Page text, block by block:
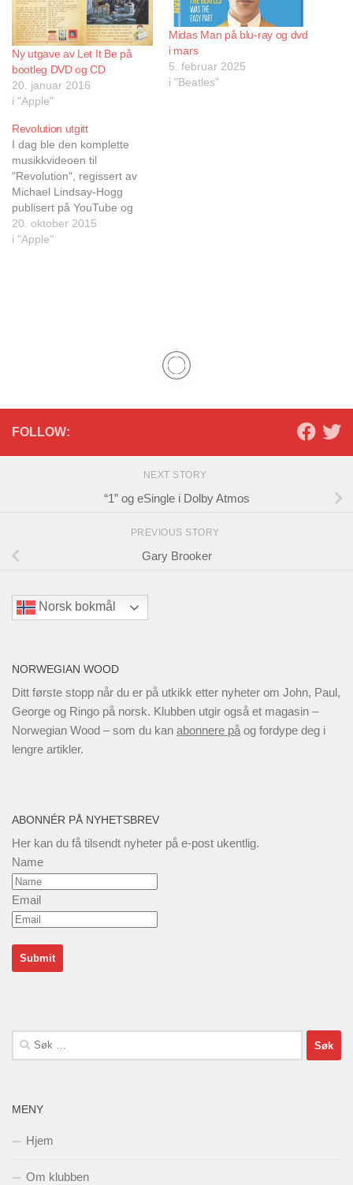
Ny utgave av Let It Be på
bootleg DVD og CD
20. januar 2016
i "Apple"
Midas Man på blu-ray og dvd
i mars
5. februar 2025
i "Beatles"
Revolution utgitt
I dag ble den komplette
musikkvideoen til
"Revolution", regissert av
Michael Lindsay-Hogg
publisert på YouTube og
Vevo. Dette er den første av
fem hele musikkvideoer
20. oktober 2015
i "Apple"
FOLLOW:
NEXT STORY
“1” og eSingle i Dolby Atmos
PREVIOUS STORY
Gary Brooker
Norsk bokmål
NORWEGIAN WOOD
Ditt første stopp når du er på utkikk etter nyheter om John, Paul,
George og Ringo på norsk. Klubben utgir også et magasin –
Norwegian Wood – som du kan abonnere på og fordype deg i
lengre artikler.
ABONNÉR PÅ NYHETSBREV
Her kan du få tilsendt nyheter på e-post ukentlig.
Name
Email
Søk
etter:
MENY
Hjem
Om klubben